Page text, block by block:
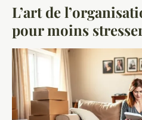
L’art de
pour moins